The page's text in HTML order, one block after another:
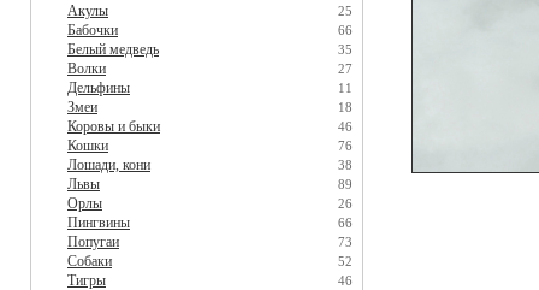
Акулы 25
Бабочки 66
Белый медведь 35
Волки 27
Дельфины 11
Змеи 18
Коровы и быки 46
Кошки 76
Лошади, кони 38
Львы 89
Орлы 26
Пингвины 66
Попугаи 73
Собаки 52
Тигры 46